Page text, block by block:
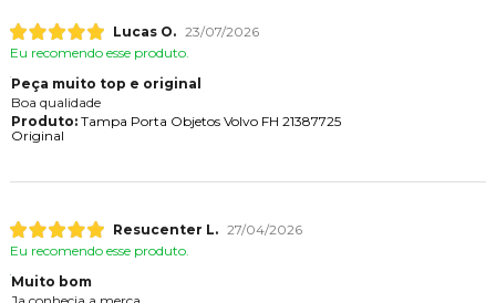
Lucas O. 23/07/2026
Eu recomendo esse produto.
Peça muito top e original
Boa qualidade
Produto:Tampa Porta Objetos Volvo FH 21387725
Original
Resucenter L. 27/04/2026
Eu recomendo esse produto.
Muito bom